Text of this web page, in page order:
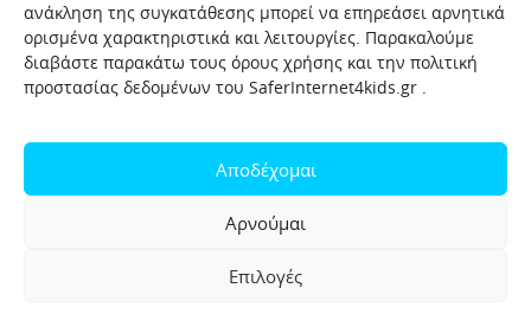
ανάκληση της συγκατάθεσης μπορεί να επηρεάσει αρνητικά
ορισμένα χαρακτηριστικά και λειτουργίες. Παρακαλούμε
διαβάστε παρακάτω τους όρους χρήσης και την πολιτική
προστασίας δεδομένων του SaferInternet4kids.gr .
Αποδέχομαι
Αρνούμαι
Επιλογές
Πολιτική προστασίας δεδομένων
Πολιτική Προστασίας Παιδιών και Εφήβων
Όροι χρήσης
Help-Line